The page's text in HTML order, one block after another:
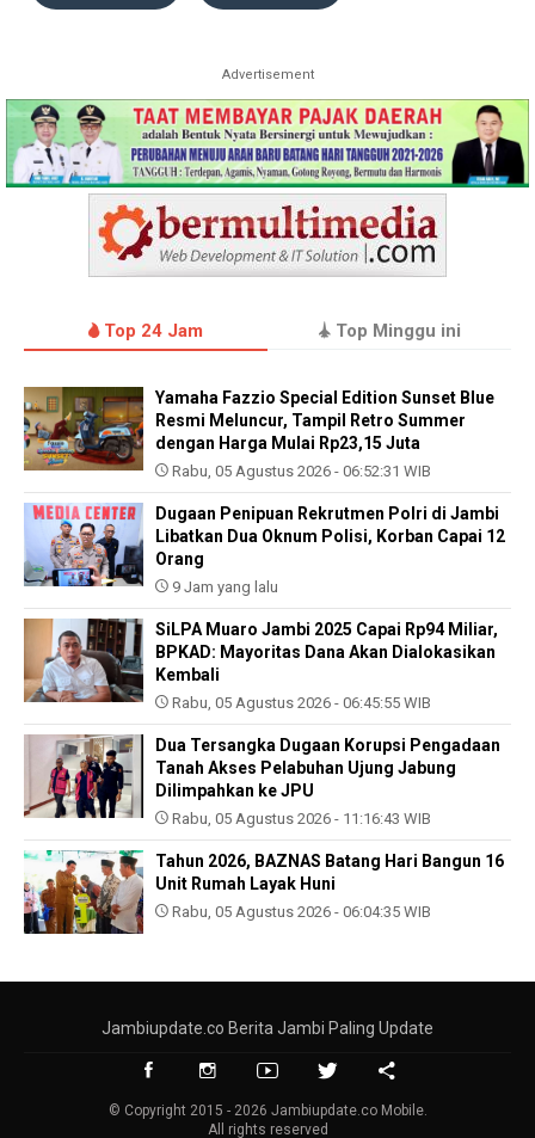
Advertisement
Top 24 Jam Top Minggu ini
Yamaha Fazzio Special Edition Sunset Blue
Resmi Meluncur, Tampil Retro Summer
dengan Harga Mulai Rp23,15 Juta
Rabu, 05 Agustus 2026 - 06:52:31 WIB
Dugaan Penipuan Rekrutmen Polri di Jambi
Libatkan Dua Oknum Polisi, Korban Capai 12
Orang
9 Jam yang lalu
SiLPA Muaro Jambi 2025 Capai Rp94 Miliar,
BPKAD: Mayoritas Dana Akan Dialokasikan
Kembali
Rabu, 05 Agustus 2026 - 06:45:55 WIB
Dua Tersangka Dugaan Korupsi Pengadaan
Tanah Akses Pelabuhan Ujung Jabung
Dilimpahkan ke JPU
Rabu, 05 Agustus 2026 - 11:16:43 WIB
Tahun 2026, BAZNAS Batang Hari Bangun 16
Unit Rumah Layak Huni
Rabu, 05 Agustus 2026 - 06:04:35 WIB
Jambiupdate.co Berita Jambi Paling Update
© Copyright 2015 - 2026 Jambiupdate.co Mobile.
All rights reserved